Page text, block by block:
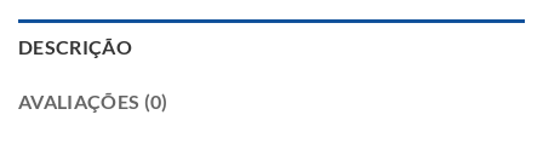
DESCRIÇÃO
AVALIAÇÕES (0)